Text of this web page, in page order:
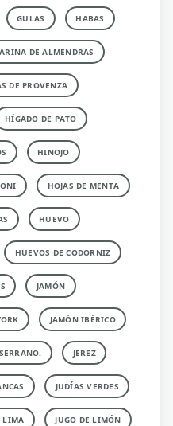
GULAS HABAS
DE ALMENDRAS
DE PROVENZA
HÍGADO DE PATO
HINOJO
HOJAS DE MENTA
HUEVO
HUEVOS DE CODORNIZ
JAMÓN
JAMÓN IBÉRICO
JEREZ
JUDÍAS VERDES
LIMA JUGO DE LIMÓN